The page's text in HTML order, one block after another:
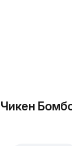
Чикен